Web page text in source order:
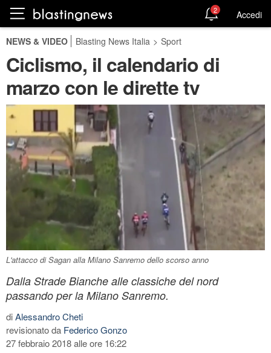
2 Accedi
NEWS & VIDEO Blasting News Italia > Sport
Ciclismo, il calendario di
marzo con le dirette tv
L'attacco di Sagan alla Milano Sanremo dello scorso anno
Dalla Strade Bianche alle classiche del nord
passando per la Milano Sanremo.
diAlessandro Cheti
revisionato da Federico Gonzo
27 febbraio 2018 alle ore 16:22